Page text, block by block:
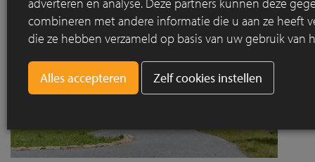
combineren met andere informatie die u aan ze heeft
die ze hebben verzameld op basis van uw gebruik van
Zelf cookies instellen